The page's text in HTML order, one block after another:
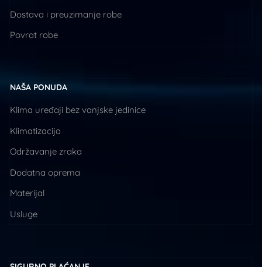
Dostava i preuzimanje robe
Povrat robe
NAŠA PONUDA
Klima uređaji bez vanjske jedinice
Klimatizacija
Održavanje zraka
Dodatna oprema
Materijal
Usluge